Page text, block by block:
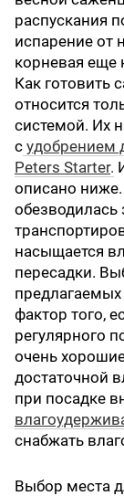
распускания
испарение от
корневая еще
Как готовить
относится
системой. Их
с удобрением
Peters Starter.
описано ниже.
насыщается
пересадки.
предлагаемых
фактор того,
регулярного
очень
достаточной
при посадке
снабжать
Выбор места